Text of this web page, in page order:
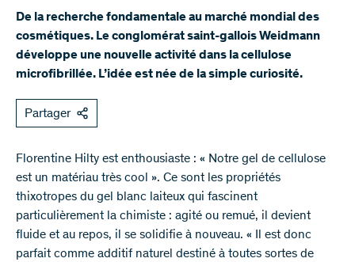
De la recherche fondamentale au marché mondial des
cosmétiques. Le conglomérat saint-gallois Weidmann
développe une nouvelle activité dans la cellulose
microfibrillée. L’idée est née de la simple curiosité.
Partager
Florentine Hilty est enthousiaste : « Notre gel de cellulose
est un matériau très cool ». Ce sont les propriétés
thixotropes du gel blanc laiteux qui fascinent
particulièrement la chimiste : agité ou remué, il devient
fluide et au repos, il se solidifie à nouveau. « Il est donc
parfait comme additif naturel destiné à toutes sortes de